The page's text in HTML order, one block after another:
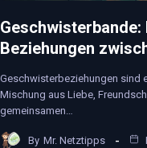
Geschwisterbande:
Beziehungen
Geschwisterbeziehungen sind
Mischung aus Liebe,
gemeinsamen…
By Mr. Netztipps